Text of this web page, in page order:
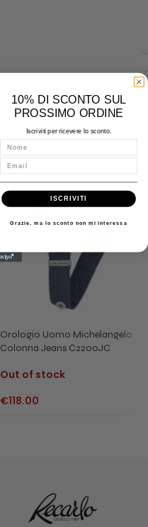
Orologio Uomo Michelangelo
Colonna Jeans C2200JC
Out of stock
€118.00
10% DI SCONTO SUL
PROSSIMO ORDINE
Iscriviti per ricevere lo sconto.
Nome
Email
ISCRIVITI
Grazie, ma lo sconto non mi interessa